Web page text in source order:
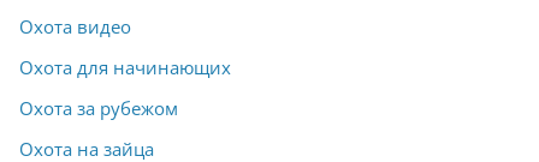
Охота видео
Охота для начинающих
Охота за рубежом
Охота на зайца